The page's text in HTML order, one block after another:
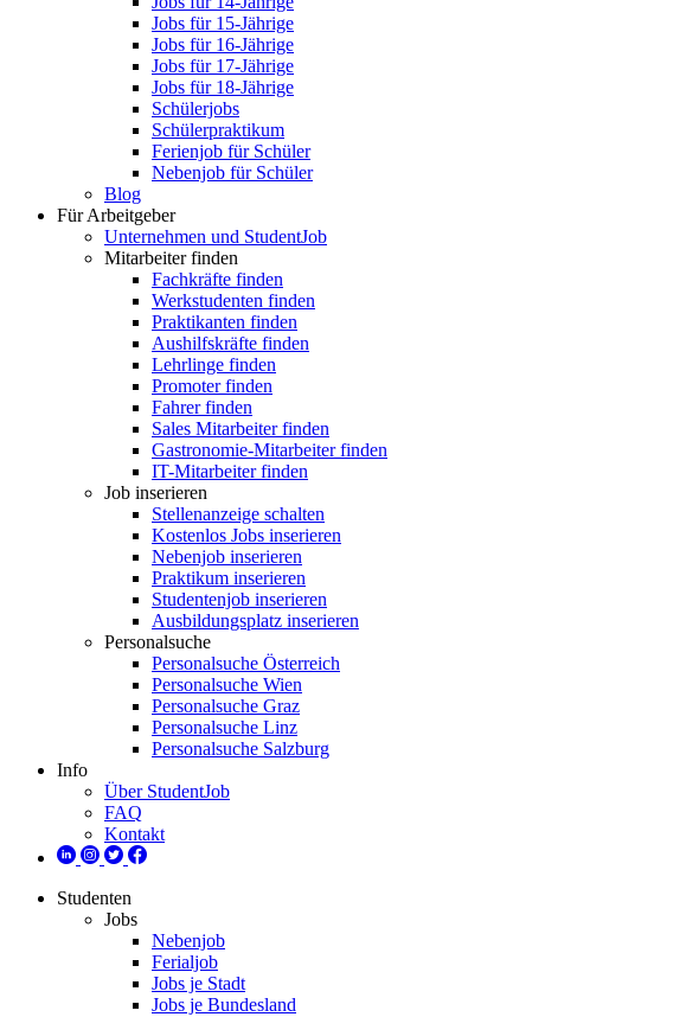
Jobs für 15-Jährige
Jobs für 16-Jährige
Jobs für 17-Jährige
Jobs für 18-Jährige
Schülerjobs
Schülerpraktikum
Ferienjob für Schüler
Nebenjob für Schüler
Blog
Für Arbeitgeber
Unternehmen und StudentJob
Mitarbeiter finden
Fachkräfte finden
Werkstudenten finden
Praktikanten finden
Aushilfskräfte finden
Lehrlinge finden
Promoter finden
Fahrer finden
Sales Mitarbeiter finden
Gastronomie-Mitarbeiter finden
IT-Mitarbeiter finden
Job inserieren
Stellenanzeige schalten
Kostenlos Jobs inserieren
Nebenjob inserieren
Praktikum inserieren
Studentenjob inserieren
Ausbildungsplatz inserieren
Personalsuche
Personalsuche Österreich
Personalsuche Wien
Personalsuche Graz
Personalsuche Linz
Personalsuche Salzburg
Info
Über StudentJob
FAQ
Kontakt
Studenten
Jobs
Nebenjob
Ferialjob
Jobs je Stadt
Jobs je Bundesland